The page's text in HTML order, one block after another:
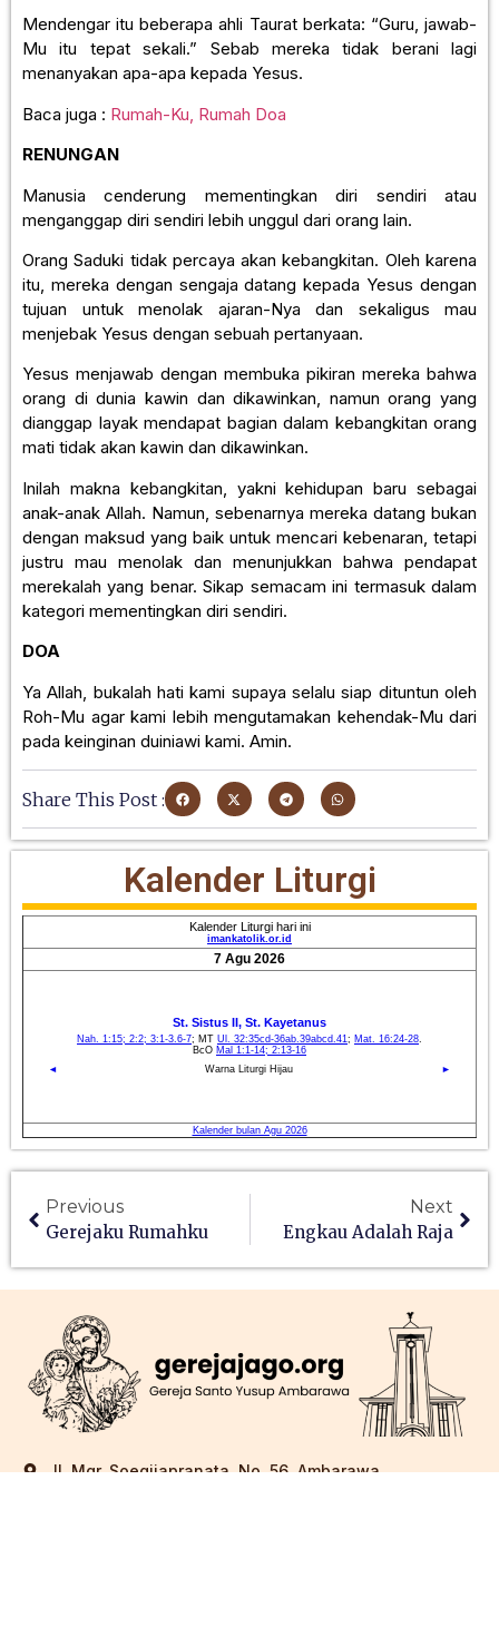
Mendengar itu beberapa ahli Taurat berkata: “Guru, jawab-
Mu itu tepat sekali.” Sebab mereka tidak berani lagi
menanyakan apa-apa kepada Yesus.
Baca juga : Rumah-Ku, Rumah Doa
RENUNGAN
Manusia cenderung mementingkan diri sendiri atau
menganggap diri sendiri lebih unggul dari orang lain.
Orang Saduki tidak percaya akan kebangkitan. Oleh karena
itu, mereka dengan sengaja datang kepada Yesus dengan
tujuan untuk menolak ajaran-Nya dan sekaligus mau
menjebak Yesus dengan sebuah pertanyaan.
Yesus menjawab dengan membuka pikiran mereka bahwa
orang di dunia kawin dan dikawinkan, namun orang yang
dianggap layak mendapat bagian dalam kebangkitan orang
mati tidak akan kawin dan dikawinkan.
Inilah makna kebangkitan, yakni kehidupan baru sebagai
anak-anak Allah. Namun, sebenarnya mereka datang bukan
dengan maksud yang baik untuk mencari kebenaran, tetapi
justru mau menolak dan menunjukkan bahwa pendapat
merekalah yang benar. Sikap semacam ini termasuk dalam
kategori mementingkan diri sendiri.
DOA
Ya Allah, bukalah hati kami supaya selalu siap dituntun oleh
Roh-Mu agar kami lebih mengutamakan kehendak-Mu dari
pada keinginan duiniawi kami. Amin.
Share This Post :
Kalender Liturgi
Previous
Gerejaku Rumahku
Next
Engkau Adalah Raja
Jl. Mgr. Soegijapranata, No. 56, Ambarawa